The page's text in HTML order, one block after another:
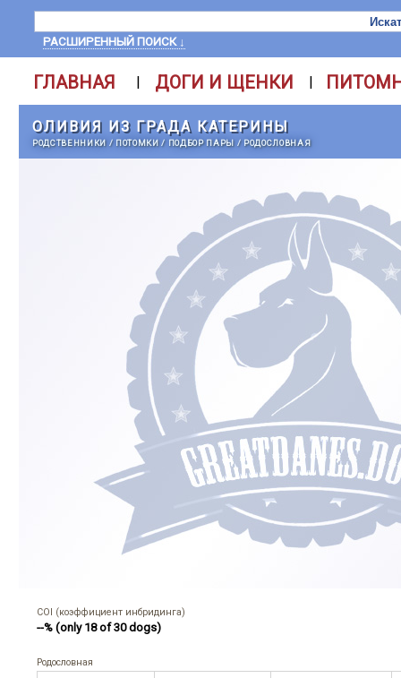
РАСШИРЕННЫЙ ПОИСК ↓
ГЛАВНАЯ | ДОГИ И ЩЕНКИ |
ОЛИВИЯ ИЗ ГРАДА КАТЕРИНЫ
РОДСТВЕННИКИ / ПОТОМКИ/ ПОДБОР ПАРЫ / РОДОСЛОВНАЯ
COI (коэффициент инбридинга)
--% (only 18 of 30 dogs)
Родословная